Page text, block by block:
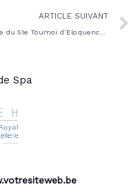
ARTICLE SUIVANT
Finale du 51e Tournoi d’Eloquence du Lions Spa
Spa